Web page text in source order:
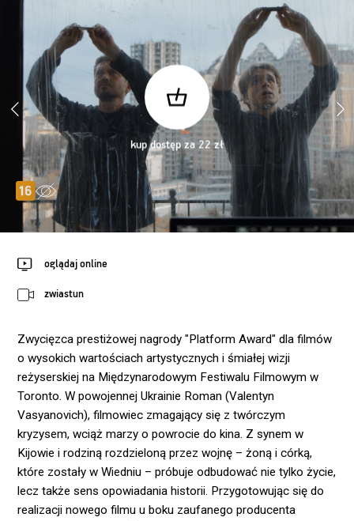
kup dostęp za 22 zł
oglądaj online
zwiastun
Zwycięzca prestiżowej nagrody "Platform Award" dla filmów
o wysokich wartościach artystycznych i śmiałej wizji
reżyserskiej na Międzynarodowym Festiwalu Filmowym w
Toronto. W powojennej Ukrainie Roman (Valentyn
Vasyanovich), filmowiec zmagający się z twórczym
kryzysem, wciąż marzy o powrocie do kina. Z synem w
Kijowie i rodziną rozdzieloną przez wojnę – żoną i córką,
które zostały w Wiedniu – próbuje odbudować nie tylko życie,
lecz także sens opowiadania historii. Przygotowując się do
realizacji nowego filmu u boku zaufanego producenta